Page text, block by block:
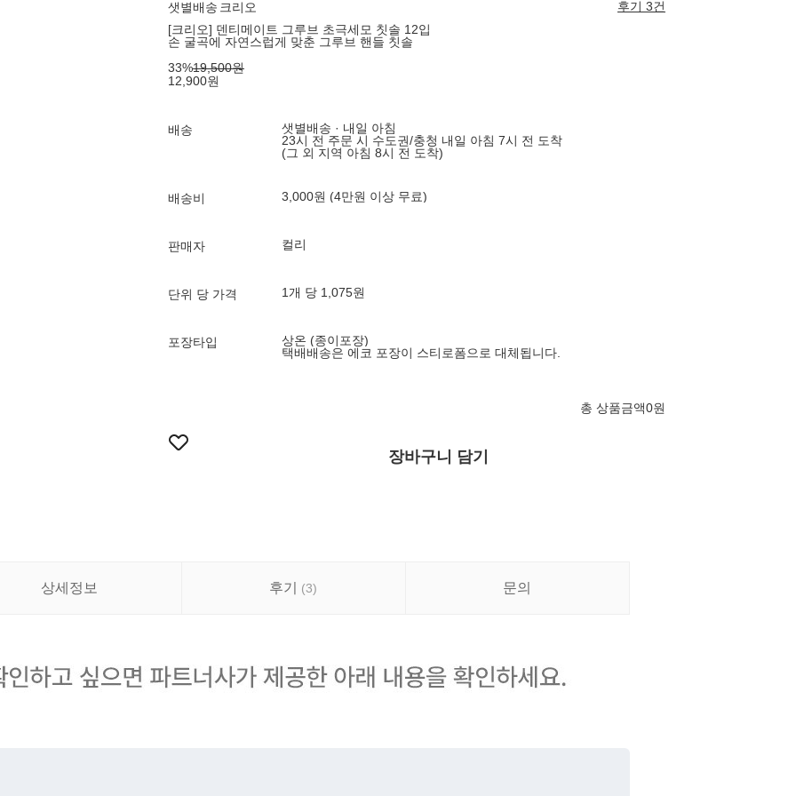
샛별배송 크리오
후기 3건
[크리오] 덴티메이트 그루브 초극세모 칫솔 12입
손 굴곡에 자연스럽게 맞춘 그루브 핸들 칫솔
33%19,500원
12,900원
배송
샛별배송 · 내일 아침
23시 전 주문 시 수도권/충청 내일 아침 7시 전 도착
(그 외 지역 아침 8시 전 도착)
배송비 3,000원 (4만원 이상 무료)
판매자 컬리
단위 당 가격 1개 당 1,075원
포장타입
상온 (종이포장)
택배배송은 에코 포장이 스티로폼으로 대체됩니다.
총 상품금액0원
장바구니 담기
상세정보 후기 (3) 문의